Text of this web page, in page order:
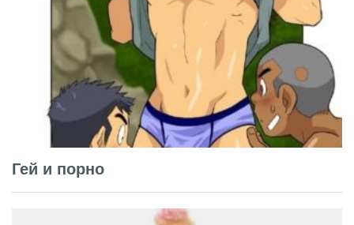
Гей и порно